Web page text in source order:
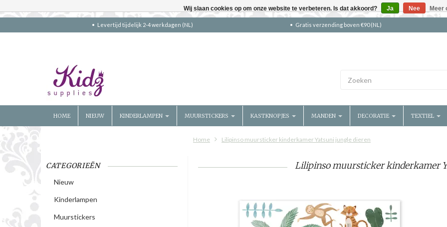
Levertijd tijdelijk 2-4 werkdagen (NL) Gratis verzending boven €90 (NL)
HOME NIEUW KINDERLAMPEN MUURSTICKERS KASTKNOPJES MANDEN DECORATIE TEXTIEL
Home Lilipinso muursticker kinderkamer Yatsuni jungle dieren
CATEGORIEËN
Nieuw
Kinderlampen
Muurstickers
Lilipinso muursticker kinderkamer
Wij slaan cookies op om onze website te verbeteren. Is dat akkoord? Ja Nee Meer